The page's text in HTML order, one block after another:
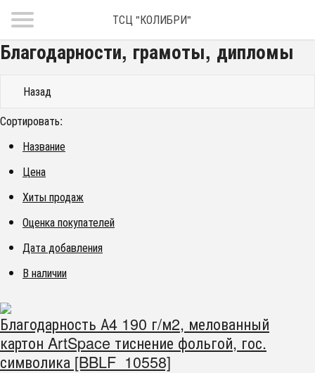
ТСЦ "КОЛИБРИ"
Благодарности, грамоты, дипломы
Назад
Сортировать:
Название
Цена
Хиты продаж
Оценка покупателей
Дата добавления
В наличии
Благодарность А4 190 г/м2, мелованный
картон ArtSpace тиснение фольгой, гос.
символика [BBLF_10558]